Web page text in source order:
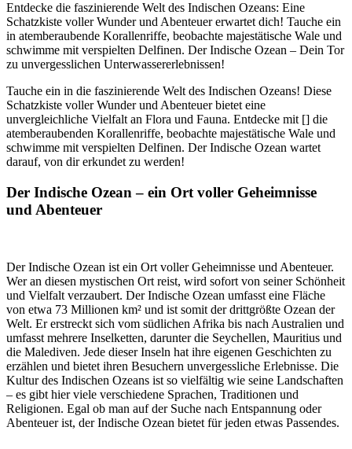
Entdecke die faszinierende Welt des Indischen Ozeans: Eine
Schatzkiste voller Wunder und Abenteuer erwartet dich! Tauche ein
in atemberaubende Korallenriffe, beobachte majestätische Wale und
schwimme mit verspielten Delfinen. Der Indische Ozean – Dein Tor
zu unvergesslichen Unterwassererlebnissen!
Tauche ein in die faszinierende Welt des Indischen Ozeans! Diese
Schatzkiste voller Wunder und Abenteuer bietet eine
unvergleichliche Vielfalt an Flora und Fauna. Entdecke mit [] die
atemberaubenden Korallenriffe, beobachte majestätische Wale und
schwimme mit verspielten Delfinen. Der Indische Ozean wartet
darauf, von dir erkundet zu werden!
Der Indische Ozean – ein Ort voller Geheimnisse
und Abenteuer
Der Indische Ozean ist ein Ort voller Geheimnisse und Abenteuer.
Wer an diesen mystischen Ort reist, wird sofort von seiner Schönheit
und Vielfalt verzaubert. Der Indische Ozean umfasst eine Fläche
von etwa 73 Millionen km² und ist somit der drittgrößte Ozean der
Welt. Er erstreckt sich vom südlichen Afrika bis nach Australien und
umfasst mehrere Inselketten, darunter die Seychellen, Mauritius und
die Malediven. Jede dieser Inseln hat ihre eigenen Geschichten zu
erzählen und bietet ihren Besuchern unvergessliche Erlebnisse. Die
Kultur des Indischen Ozeans ist so vielfältig wie seine Landschaften
– es gibt hier viele verschiedene Sprachen, Traditionen und
Religionen. Egal ob man auf der Suche nach Entspannung oder
Abenteuer ist, der Indische Ozean bietet für jeden etwas Passendes.